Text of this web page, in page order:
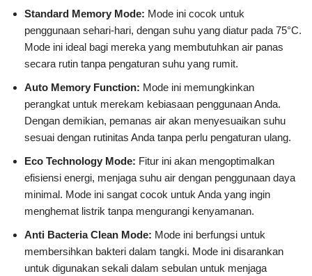
Standard Memory Mode: Mode ini cocok untuk
penggunaan sehari-hari, dengan suhu yang diatur pada 75°C.
Mode ini ideal bagi mereka yang membutuhkan air panas
secara rutin tanpa pengaturan suhu yang rumit.
Auto Memory Function: Mode ini memungkinkan
perangkat untuk merekam kebiasaan penggunaan Anda.
Dengan demikian, pemanas air akan menyesuaikan suhu
sesuai dengan rutinitas Anda tanpa perlu pengaturan ulang.
Eco Technology Mode: Fitur ini akan mengoptimalkan
efisiensi energi, menjaga suhu air dengan penggunaan daya
minimal. Mode ini sangat cocok untuk Anda yang ingin
menghemat listrik tanpa mengurangi kenyamanan.
Anti Bacteria Clean Mode: Mode ini berfungsi untuk
membersihkan bakteri dalam tangki. Mode ini disarankan
untuk digunakan sekali dalam sebulan untuk menjaga